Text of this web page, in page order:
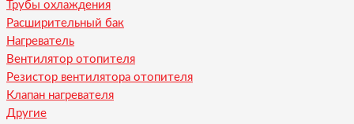
Трубы охлаждения
Расширительный бак
Нагреватель
Вентилятор отопителя
Резистор вентилятора отопителя
Клапан нагревателя
Другие